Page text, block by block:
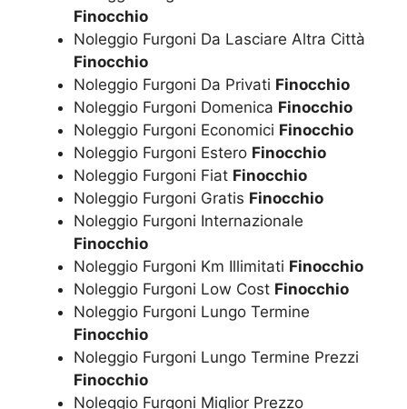
Finocchio
Noleggio Furgoni Da Lasciare Altra Città
Finocchio
Noleggio Furgoni Da Privati Finocchio
Noleggio Furgoni Domenica Finocchio
Noleggio Furgoni Economici Finocchio
Noleggio Furgoni Estero Finocchio
Noleggio Furgoni Fiat Finocchio
Noleggio Furgoni Gratis Finocchio
Noleggio Furgoni Internazionale
Finocchio
Noleggio Furgoni Km Illimitati Finocchio
Noleggio Furgoni Low Cost Finocchio
Noleggio Furgoni Lungo Termine
Finocchio
Noleggio Furgoni Lungo Termine Prezzi
Finocchio
Noleggio Furgoni Miglior Prezzo